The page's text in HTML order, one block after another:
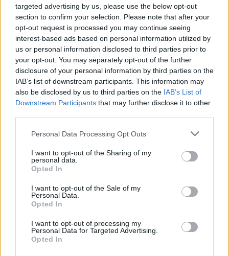
targeted advertising by us, please use the below opt-out
section to confirm your selection. Please note that after your
opt-out request is processed you may continue seeing
interest-based ads based on personal information utilized by
us or personal information disclosed to third parties prior to
your opt-out. You may separately opt-out of the further
disclosure of your personal information by third parties on the
IAB’s list of downstream participants. This information may
also be disclosed by us to third parties on the IAB’s List of
Downstream Participants that may further disclose it to other
Please note that this website/app uses one or more Google
not limited to your visit or usage behaviour. You may click to
grant or deny consent to Google and its third-party tags to
use your data for below specified purposes in below Google
consent section.
Personal Data Processing Opt Outs
I want to opt-out of the Sharing of my
personal data.
Opted In
I want to opt-out of the Sale of my
Personal Data.
Opted In
I want to opt-out of processing my
Personal Data for Targeted Advertising.
Opted In
Test tunnel Olbia: rampe chiuse ancora fino a
fine agosto
Aggius conquista la classifica delle mete più
amate dell’estate 2026
NECROLOGIE
Mario Malu